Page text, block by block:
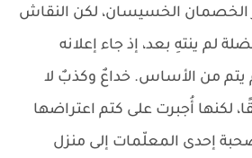
الخصمان الخسيسان، لكن النقاش
لم ينتهِ بعد، إذ جاء إعلانه
من الأساس. خداعٌ وكذبٌ لا
لكنها أُجبرت على كتم اعتراضها
إحدى المعلّمات إلى منزل